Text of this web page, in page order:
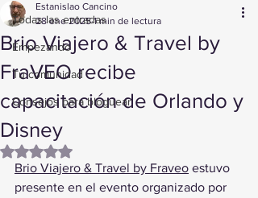
Todas las entradas
Empezando
Tu comunidad
Consejos para bloguear
Brio Viajero & Travel by
FraVEO recibe
capacitación de Orlando y
Disney
Estanislao Cancino
28 ene 2025 1 min de lectura
Obtuvo NaN de 5 estrellas.
Brio Viajero & Travel by Fraveo estuvo
presente en el evento organizado por